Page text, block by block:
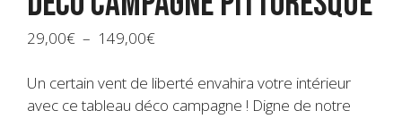
29,00€ – 149,00€Plage
prix :
29,00€
Un certain vent de liberté envahira votre intérieur
avec ce tableau déco campagne ! Digne de notre